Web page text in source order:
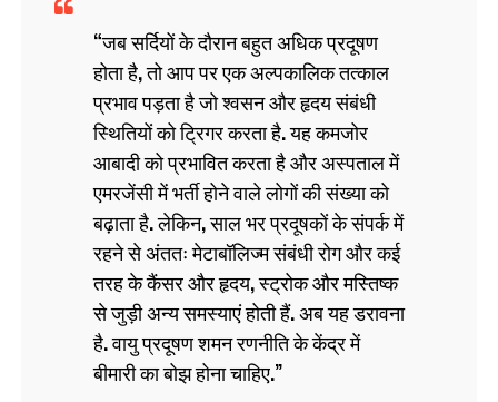
जब सर्दियों के दौरान बहुत अधिक प्रदूषण
होता है, तो आप पर एक अल्पकालिक तत्काल
प्रभाव पड़ता है जो श्वसन और हृदय संबंधी
स्थितियों को ट्रिगर करता है. यह कमजोर
आबादी को प्रभावित करता है और अस्पताल में
एमरजेंसी में भर्ती होने वाले लोगों की संख्‍या को
बढ़ाता है. लेकिन, साल भर प्रदूषकों के संपर्क में
रहने से अंततः मेटाबॉलिज्‍म संबंधी रोग और कई
तरह के कैंसर और हृदय, स्ट्रोक और मस्तिष्क
से जुड़ी अन्य समस्याएं होती हैं. अब यह डरावना
है. वायु प्रदूषण शमन रणनीति के केंद्र में
बीमारी का बोझ होना चाहिए.